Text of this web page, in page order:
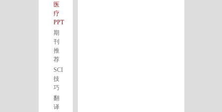
医
疗
PPT
期
刊
推
荐
SCI
技
巧
翻
译